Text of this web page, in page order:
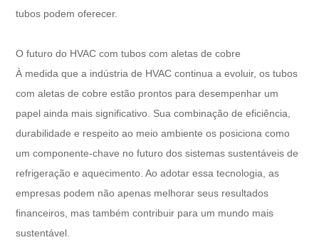
tubos podem oferecer.
O futuro do HVAC com tubos com aletas de cobre
À medida que a indústria de HVAC continua a evoluir, os tubos
com aletas de cobre estão prontos para desempenhar um
papel ainda mais significativo. Sua combinação de eficiência,
durabilidade e respeito ao meio ambiente os posiciona como
um componente-chave no futuro dos sistemas sustentáveis ​​de
refrigeração e aquecimento. Ao adotar essa tecnologia, as
empresas podem não apenas melhorar seus resultados
financeiros, mas também contribuir para um mundo mais
sustentável.